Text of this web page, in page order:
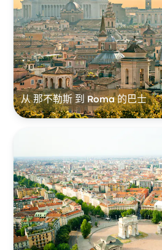
从 那不勒斯 到 Roma 的巴士